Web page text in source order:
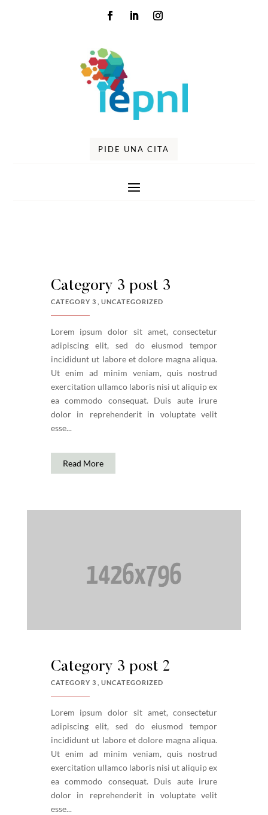
PIDE UNA CITA
Category 3 post 3
CATEGORY 3 UNCATEGORIZED
Lorem ipsum dolor sit amet, consectetur
adipiscing elit, sed do eiusmod tempor
incididunt ut labore et dolore magna aliqua.
Ut enim ad minim veniam, quis nostrud
exercitation ullamco laboris nisi ut aliquip ex
ea commodo consequat. Duis aute irure
dolor in reprehenderit in voluptate velit
esse...
Read More
Category 3 post 2
CATEGORY 3 UNCATEGORIZED
Lorem ipsum dolor sit amet, consectetur
adipiscing elit, sed do eiusmod tempor
incididunt ut labore et dolore magna aliqua.
Ut enim ad minim veniam, quis nostrud
exercitation ullamco laboris nisi ut aliquip ex
ea commodo consequat. Duis aute irure
dolor in reprehenderit in voluptate velit
esse...